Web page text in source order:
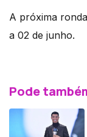
A próxima
a 02 de junho.
Pode